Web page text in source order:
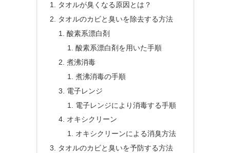
タオルが臭くなる原因とは？
タオルのカビと臭いを除去する方法
酸素系漂白剤
酸素系漂白剤を用いた手順
煮沸消毒
煮沸消毒の手順
電子レンジ
電子レンジにより消毒する手順
オキシクリーン
オキシクリーンによる消臭方法
タオルのカビと臭いを予防する方法